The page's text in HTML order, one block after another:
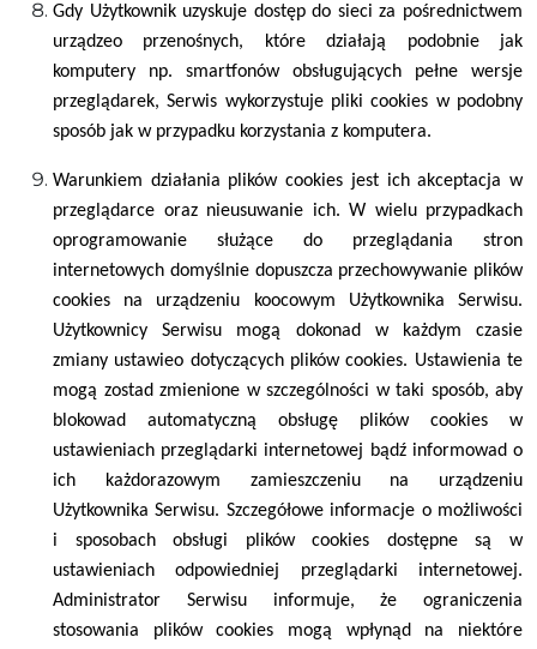
Gdy Użytkownik uzyskuje dostęp do sieci za pośrednictwem
urządzeo przenośnych, które działają podobnie jak
komputery np. smartfonów obsługujących pełne wersje
przeglądarek, Serwis wykorzystuje pliki cookies w podobny
sposób jak w przypadku korzystania z komputera.
Warunkiem działania plików cookies jest ich akceptacja w
przeglądarce oraz nieusuwanie ich. W wielu przypadkach
oprogramowanie służące do przeglądania stron
internetowych domyślnie dopuszcza przechowywanie plików
cookies na urządzeniu koocowym Użytkownika Serwisu.
Użytkownicy Serwisu mogą dokonad w każdym czasie
zmiany ustawieo dotyczących plików cookies. Ustawienia te
mogą zostad zmienione w szczególności w taki sposób, aby
blokowad automatyczną obsługę plików cookies w
ustawieniach przeglądarki internetowej bądź informowad o
ich każdorazowym zamieszczeniu na urządzeniu
Użytkownika Serwisu. Szczegółowe informacje o możliwości
i sposobach obsługi plików cookies dostępne są w
ustawieniach odpowiedniej przeglądarki internetowej.
Administrator Serwisu informuje, że ograniczenia
stosowania plików cookies mogą wpłynąd na niektóre